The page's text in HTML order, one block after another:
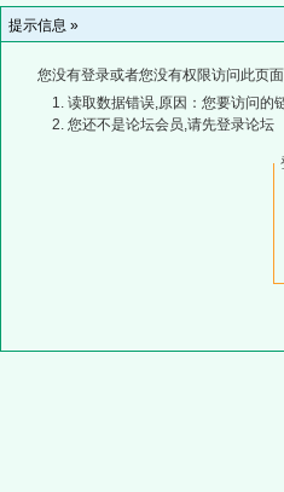
提示信息 »
您没有登录或者您没有权限访问此页
读取数据错误,原因：您要访问的
您还不是论坛会员,请先登录论坛